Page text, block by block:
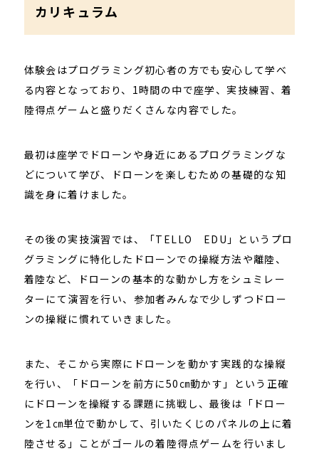
カリキュラム
体験会はプログラミング初心者の方でも安心して学べ
る内容となっており、1時間の中で座学、実技練習、着
陸得点ゲームと盛りだくさんな内容でした。
最初は座学でドローンや身近にあるプログラミングな
どについて学び、ドローンを楽しむための基礎的な知
識を身に着けました。
その後の実技演習では、「TELLO EDU」というプロ
グラミングに特化したドローンでの操縦方法や離陸、
着陸など、ドローンの基本的な動かし方をシュミレー
ターにて演習を行い、参加者みんなで少しずつドロー
ンの操縦に慣れていきました。
また、そこから実際にドローンを動かす実践的な操縦
を行い、「ドローンを前方に50㎝動かす」という正確
にドローンを操縦する課題に挑戦し、最後は「ドロー
ンを1㎝単位で動かして、引いたくじのパネルの上に着
陸させる」ことがゴールの着陸得点ゲームを行いまし